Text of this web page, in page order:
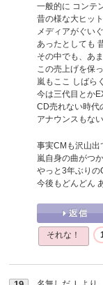
一般的に コンテ
昔の様な大ヒッ
メディアがぐい
あったとしても
その中でも、あ
この売上げを保
嵐もここ しばら
今は三代目とか
CD売れない時代
アナウンスもない
事実CMも沢山出
嵐自身の曲がつ
やっと3年ぶりの
今後もどんどん
それな！